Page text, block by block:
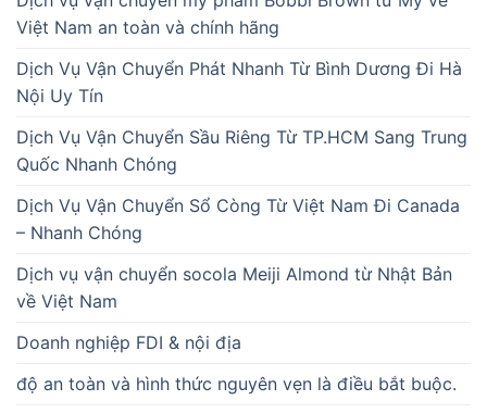
Việt Nam an toàn và chính hãng
Dịch Vụ Vận Chuyển Phát Nhanh Từ Bình Dương Đi Hà
Nội Uy Tín
Dịch Vụ Vận Chuyển Sầu Riêng Từ TP.HCM Sang Trung
Quốc Nhanh Chóng
Dịch Vụ Vận Chuyển Sổ Còng Từ Việt Nam Đi Canada
– Nhanh Chóng
Dịch vụ vận chuyển socola Meiji Almond từ Nhật Bản
về Việt Nam
Doanh nghiệp FDI & nội địa
độ an toàn và hình thức nguyên vẹn là điều bắt buộc.